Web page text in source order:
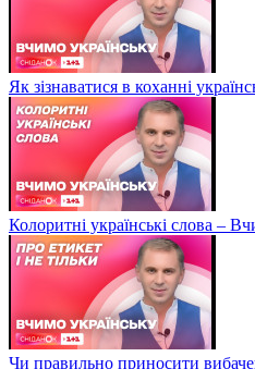
Як зізнаватися в коханні
Колоритні українські слова –
Чи правильно приносити